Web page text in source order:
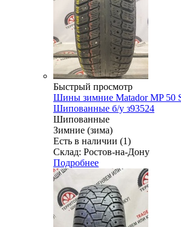
Быстрый просмотр
Шины зимние Matador MP 50
Шипованные б/у з93524
Шипованные
Зимние (зима)
Есть в наличии (1)
Склад: Ростов-на-Дону
Подробнее